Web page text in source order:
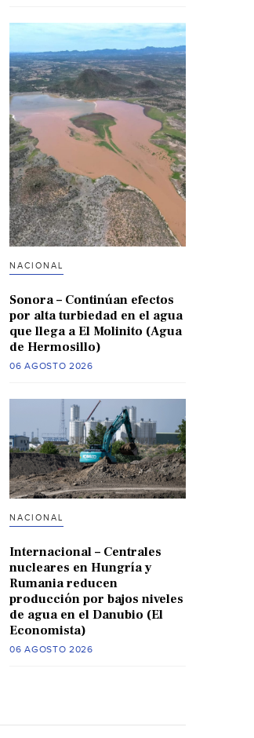
NACIONAL
Sonora – Continúan efectos
por alta turbiedad en el agua
que llega a El Molinito (Agua
de Hermosillo)
06 AGOSTO 2026
NACIONAL
Internacional – Centrales
nucleares en Hungría y
Rumania reducen
producción por bajos niveles
de agua en el Danubio (El
Economista)
06 AGOSTO 2026